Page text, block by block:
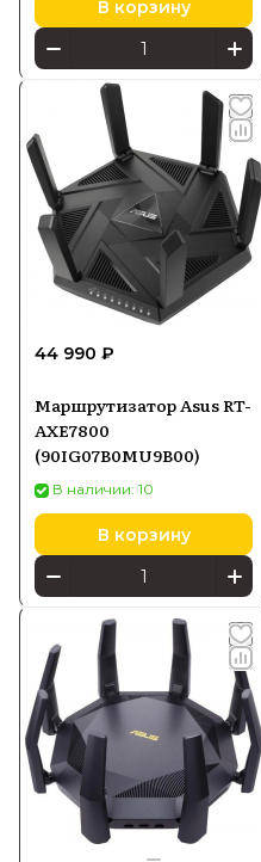
В корзину
44 990 ₽
Маршрутизатор Asus RT-
AXE7800
(90IG07B0MU9B00)
В наличии: 10
В корзину